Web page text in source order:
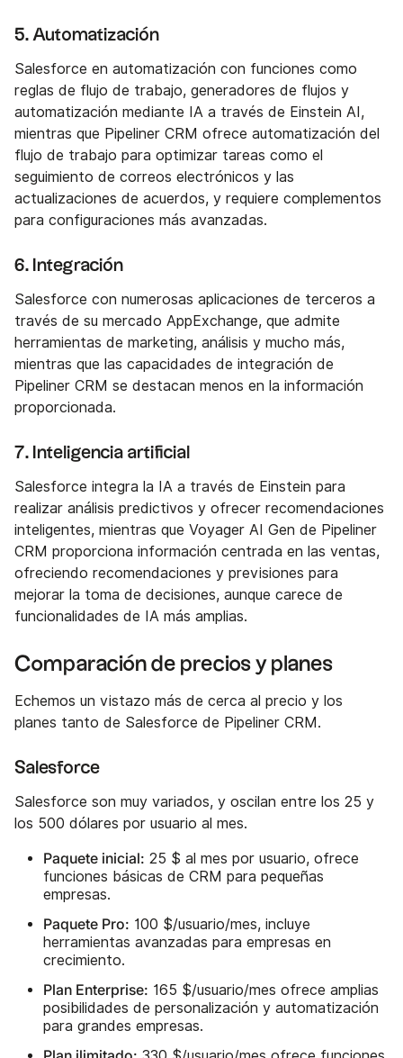
5. Automatización
Salesforce en automatización con funciones como
reglas de flujo de trabajo, generadores de flujos y
automatización mediante IA a través de Einstein AI,
mientras que Pipeliner CRM ofrece automatización del
flujo de trabajo para optimizar tareas como el
seguimiento de correos electrónicos y las
actualizaciones de acuerdos, y requiere complementos
para configuraciones más avanzadas.
6. Integración
Salesforce con numerosas aplicaciones de terceros a
través de su mercado AppExchange, que admite
herramientas de marketing, análisis y mucho más,
mientras que las capacidades de integración de
Pipeliner CRM se destacan menos en la información
proporcionada.
7. Inteligencia artificial
Salesforce integra la IA a través de Einstein para
realizar análisis predictivos y ofrecer recomendaciones
inteligentes, mientras que Voyager AI Gen de Pipeliner
CRM proporciona información centrada en las ventas,
ofreciendo recomendaciones y previsiones para
mejorar la toma de decisiones, aunque carece de
funcionalidades de IA más amplias.
Comparación de precios y planes
Echemos un vistazo más de cerca al precio y los
planes tanto de Salesforce de Pipeliner CRM.
Salesforce
Salesforce son muy variados, y oscilan entre los 25 y
los 500 dólares por usuario al mes.
Paquete inicial: 25 $ al mes por usuario, ofrece
funciones básicas de CRM para pequeñas
empresas.
Paquete Pro: 100 $/usuario/mes, incluye
herramientas avanzadas para empresas en
crecimiento.
Plan Enterprise: 165 $/usuario/mes ofrece amplias
posibilidades de personalización y automatización
para grandes empresas.